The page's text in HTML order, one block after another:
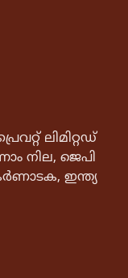
ലിമിറ്റഡ്
നില, ജെപി
ഇന്ത്യ